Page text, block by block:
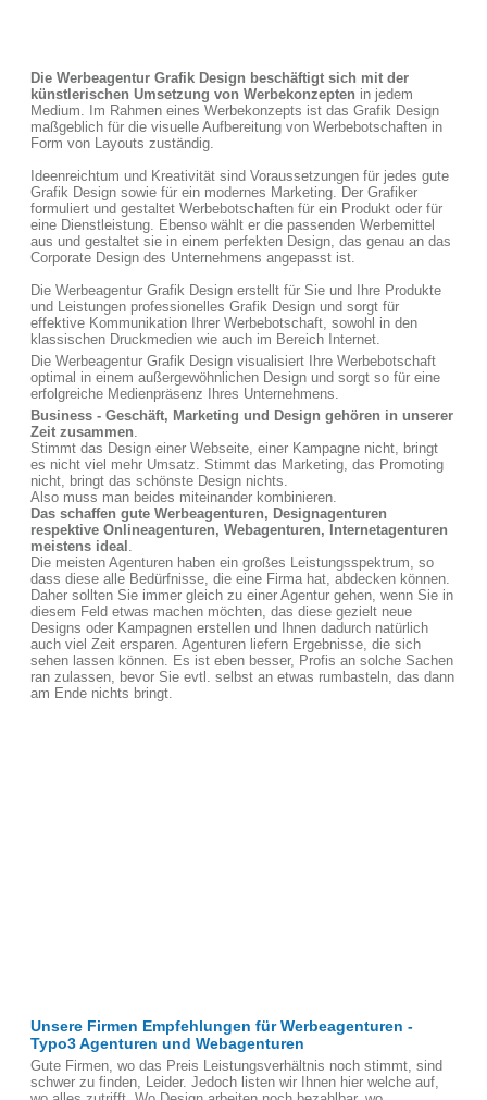
Die Werbeagentur Grafik Design beschäftigt sich mit der
künstlerischen Umsetzung von Werbekonzepten in jedem
Medium. Im Rahmen eines Werbekonzepts ist das Grafik Design
maßgeblich für die visuelle Aufbereitung von Werbebotschaften in
Form von Layouts zuständig.
Ideenreichtum und Kreativität sind Voraussetzungen für jedes gute
Grafik Design sowie für ein modernes Marketing. Der Grafiker
formuliert und gestaltet Werbebotschaften für ein Produkt oder für
eine Dienstleistung. Ebenso wählt er die passenden Werbemittel
aus und gestaltet sie in einem perfekten Design, das genau an das
Corporate Design des Unternehmens angepasst ist.
Die Werbeagentur Grafik Design erstellt für Sie und Ihre Produkte
und Leistungen professionelles Grafik Design und sorgt für
effektive Kommunikation Ihrer Werbebotschaft, sowohl in den
klassischen Druckmedien wie auch im Bereich Internet.
Die Werbeagentur Grafik Design visualisiert Ihre Werbebotschaft
optimal in einem außergewöhnlichen Design und sorgt so für eine
erfolgreiche Medienpräsenz Ihres Unternehmens.
Business - Geschäft, Marketing und Design gehören in unserer
Zeit zusammen.
Stimmt das Design einer Webseite, einer Kampagne nicht, bringt
es nicht viel mehr Umsatz. Stimmt das Marketing, das Promoting
nicht, bringt das schönste Design nichts.
Also muss man beides miteinander kombinieren.
Das schaffen gute Werbeagenturen, Designagenturen
respektive Onlineagenturen, Webagenturen, Internetagenturen
meistens ideal .
Die meisten Agenturen haben ein großes Leistungsspektrum, so
dass diese alle Bedürfnisse, die eine Firma hat, abdecken können.
Daher sollten Sie immer gleich zu einer Agentur gehen, wenn Sie in
diesem Feld etwas machen möchten, das diese gezielt neue
Designs oder Kampagnen erstellen und Ihnen dadurch natürlich
auch viel Zeit ersparen. Agenturen liefern Ergebnisse, die sich
sehen lassen können. Es ist eben besser, Profis an solche Sachen
ran zulassen, bevor Sie evtl. selbst an etwas rumbasteln, das dann
am Ende nichts bringt.
Unsere Firmen Empfehlungen für Werbeagenturen -
Typo3 Agenturen und Webagenturen
Gute Firmen, wo das Preis Leistungsverhältnis noch stimmt, sind
schwer zu finden, Leider. Jedoch listen wir Ihnen hier welche auf,